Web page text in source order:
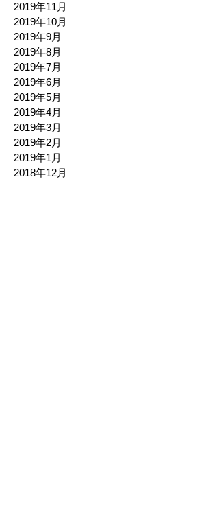
2019年11月
2019年10月
2019年9月
2019年8月
2019年7月
2019年6月
2019年5月
2019年4月
2019年3月
2019年2月
2019年1月
2018年12月